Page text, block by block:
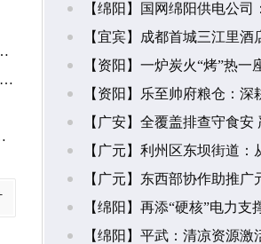
【绵阳】国网绵阳供电公司：抢抓降温窗口
【宜宾】成都首城三江里酒店整
【资阳】一炉炭火“烤”热一座城——乐至烧烤美
【资阳】乐至帅府粮仓：深耕农文旅融合 绘
【广安】全覆盖排查守食安 严监管护航农家乐——邻水县鼎屏市场
【广元】利州区东坝街道：从“无人管”到“
【广元】东西部协作助推广元曾家山蔬菜
【绵阳】再添“硬核”电力支撑！绵阳最大
【绵阳】平武：清凉资源激